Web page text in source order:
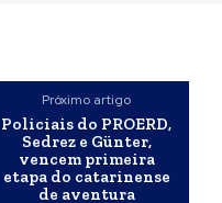
Próximo artigo
Policiais do PROERD,
Sedrez e Günter,
vencem primeira
etapa do catarinense
de aventura